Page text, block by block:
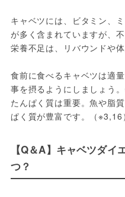
キャベツには、ビタミン、
が多く含まれていますが、
栄養不足は、リバウンドや
食前に食べるキャベツは適
事を摂るようにしましょう
たんぱく質は重要。魚や脂
ぱく質が豊富です。（※3,16）
【Q＆A】キャベツダ
つ？